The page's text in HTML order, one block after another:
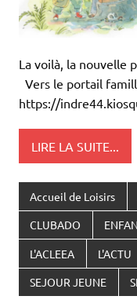
La voilà, la nouvelle
Vers le portail
https://
LIRE LA SUITE...
Accueil de Loisirs
CLUBADO
L'ACLEEA L'ACTU
SEJOUR JEUNE